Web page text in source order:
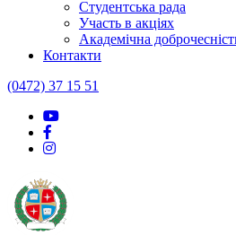
Студентська рада
Участь в акціях
Академічна
Контакти
(0472) 37 15 51